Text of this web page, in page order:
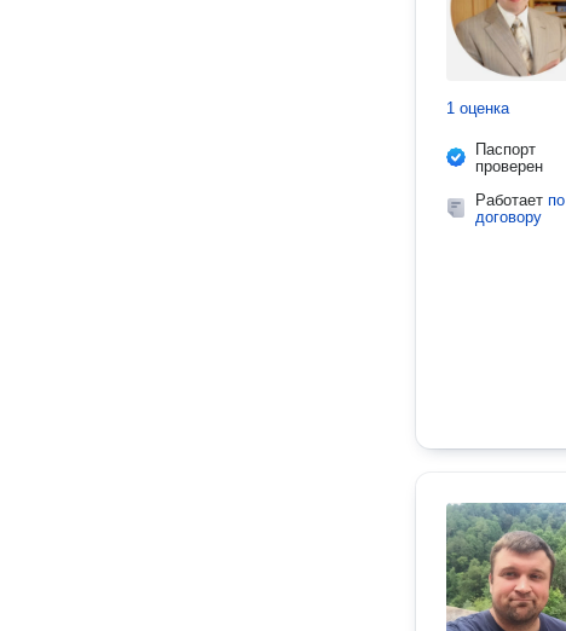
1 оценка
Паспорт
проверен
Работает по
договору